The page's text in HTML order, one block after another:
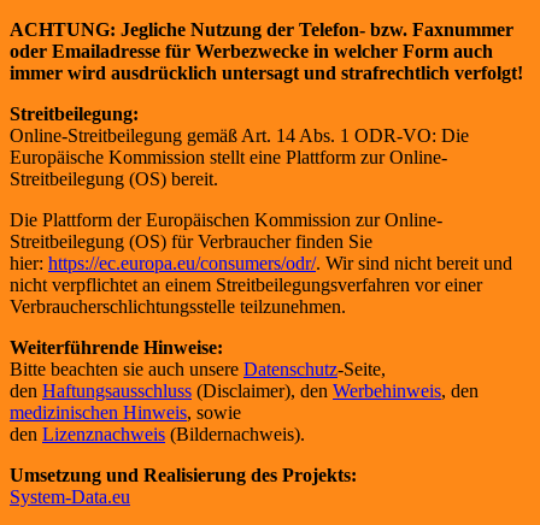
ACHTUNG: Jegliche Nutzung der Telefon- bzw. Faxnummer
oder Emailadresse für Werbezwecke in welcher Form auch
immer wird ausdrücklich untersagt und strafrechtlich verfolgt!
Streitbeilegung:
Online-Streitbeilegung gemäß Art. 14 Abs. 1 ODR-VO: Die
Europäische Kommission stellt eine Plattform zur Online-
Streitbeilegung (OS) bereit.
Die Plattform der Europäischen Kommission zur Online-
Streitbeilegung (OS) für Verbraucher finden Sie
hier: https://ec.europa.eu/consumers/odr/. Wir sind nicht bereit und
nicht verpflichtet an einem Streitbeilegungsverfahren vor einer
Verbraucherschlichtungsstelle teilzunehmen.
Weiterführende Hinweise:
Bitte beachten sie auch unsere Datenschutz-Seite,
den Haftungsausschluss (Disclaimer), den Werbehinweis, den
medizinischen Hinweis, sowie
den Lizenznachweis (Bildernachweis).
Umsetzung und Realisierung des Projekts:
System-Data.eu